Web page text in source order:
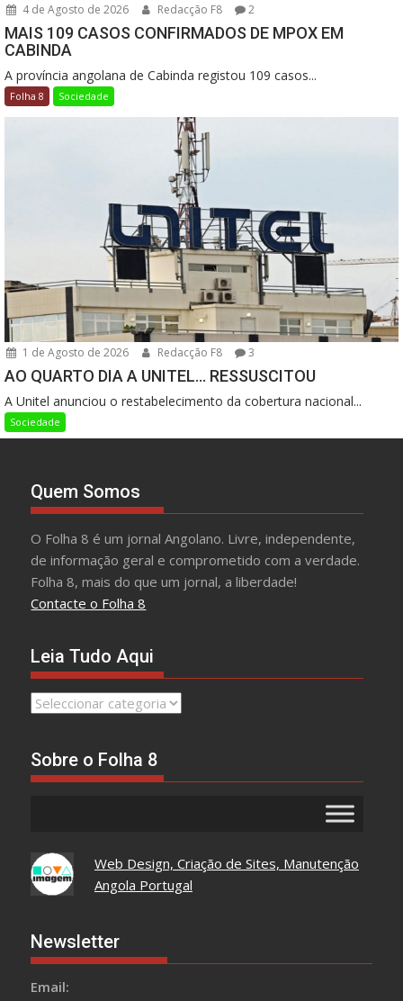
4 de Agosto de 2026 Redacção F8 2
MAIS 109 CASOS CONFIRMADOS DE MPOX EM
CABINDA
A província angolana de Cabinda registou 109 casos...
Folha 8 Sociedade
1 de Agosto de 2026 Redacção F8 3
AO QUARTO DIA A UNITEL… RESSUSCITOU
A Unitel anunciou o restabelecimento da cobertura nacional...
Sociedade
Quem Somos
O Folha 8 é um jornal Angolano. Livre, independente,
de informação geral e comprometido com a verdade.
Folha 8, mais do que um jornal, a liberdade!
Contacte o Folha 8
Leia Tudo Aqui
Leia
Sobre o Folha 8
Web Design, Criação de Sites, Manutenção
Angola Portugal
Newsletter
Email: